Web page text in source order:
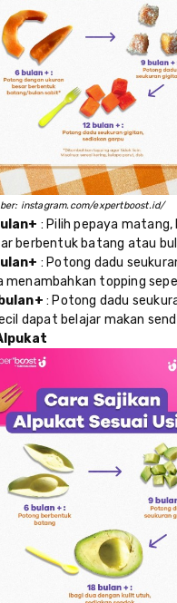
instagram.com/expertboost.id/
: Pilih pepaya
berbentuk batang atau
: Potong dadu
menambahkan topping
: Potong dadu
dapat belajar makan